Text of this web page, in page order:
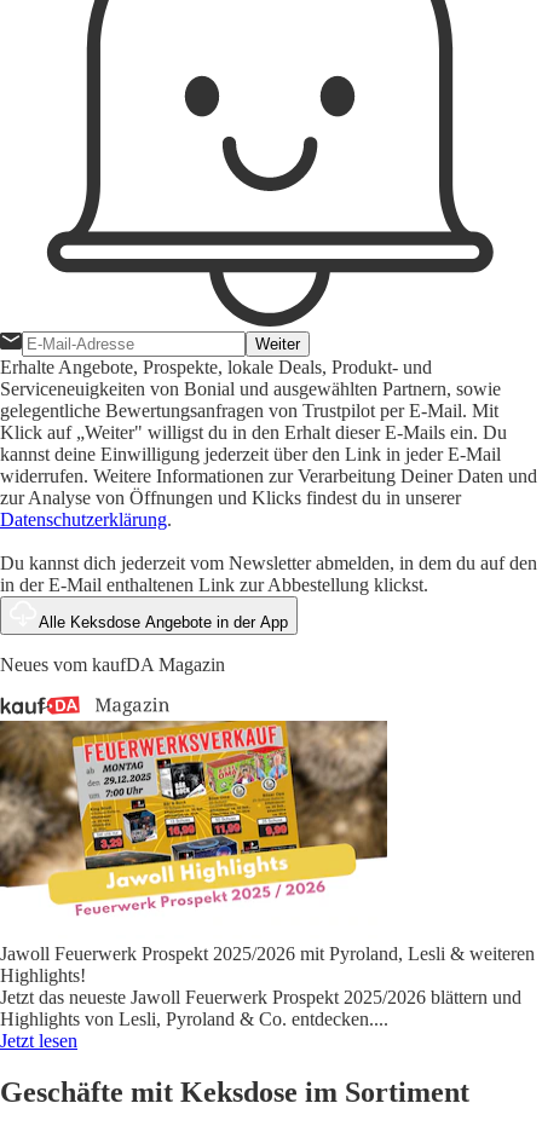
Weiter
Erhalte Angebote, Prospekte, lokale Deals, Produkt- und
Serviceneuigkeiten von Bonial und ausgewählten Partnern, sowie
gelegentliche Bewertungsanfragen von Trustpilot per E-Mail. Mit
Klick auf „Weiter" willigst du in den Erhalt dieser E-Mails ein. Du
kannst deine Einwilligung jederzeit über den Link in jeder E-Mail
widerrufen. Weitere Informationen zur Verarbeitung Deiner Daten und
zur Analyse von Öffnungen und Klicks findest du in unserer
Datenschutzerklärung.
Du kannst dich jederzeit vom Newsletter abmelden, in dem du auf den
in der E-Mail enthaltenen Link zur Abbestellung klickst.
Alle Keksdose Angebote in der App
Neues vom kaufDA Magazin
Jawoll Feuerwerk Prospekt 2025/2026 mit Pyroland, Lesli & weiteren
Highlights!
Jetzt das neueste Jawoll Feuerwerk Prospekt 2025/2026 blättern und
Highlights von Lesli, Pyroland & Co. entdecken....
Jetzt lesen
Geschäfte mit Keksdose im Sortiment